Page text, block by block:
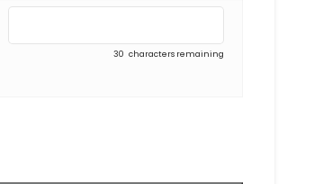
30 characters remaining